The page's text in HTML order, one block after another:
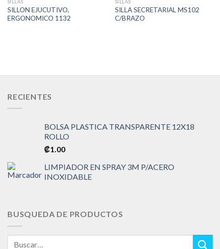
SILLAS
SILLON EJUCUTIVO,
ERGONOMICO 1132
SILLAS
SILLA SECRETARIAL MS102
C/BRAZO
RECIENTES
BOLSA PLASTICA TRANSPARENTE 12X18
ROLLO
₡1.00
LIMPIADOR EN SPRAY 3M P/ACERO
INOXIDABLE
BUSQUEDA DE PRODUCTOS